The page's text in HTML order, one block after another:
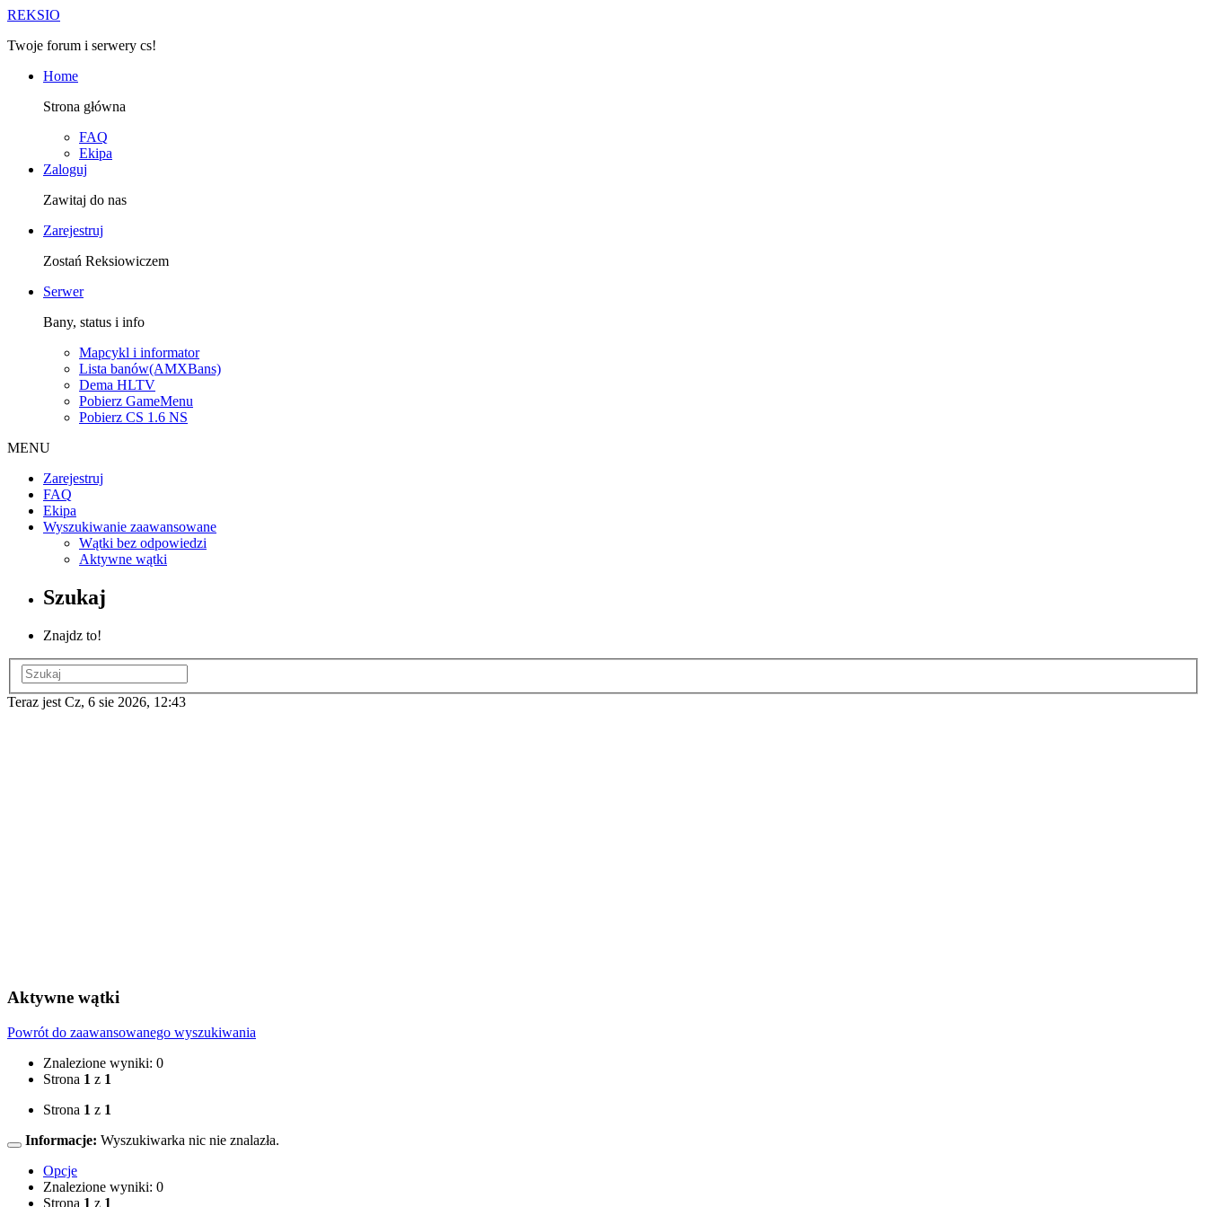
REKSIO
Twoje forum i serwery cs!
Home
Strona główna
FAQ
Ekipa
Zaloguj
Zawitaj do nas
Zarejestruj
Zostań Reksiowiczem
Serwer
Bany, status i info
Mapcykl i informator
Lista banów(AMXBans)
Dema HLTV
Pobierz GameMenu
Pobierz CS 1.6 NS
MENU
Zarejestruj
FAQ
Ekipa
Wyszukiwanie zaawansowane
Wątki bez odpowiedzi
Aktywne wątki
Szukaj
Znajdz to!
Teraz jest Cz, 6 sie 2026, 12:43
Aktywne wątki
Powrót do zaawansowanego wyszukiwania
Znalezione wyniki: 0
Strona 1 z 1
Strona 1 z 1
Informacje: Wyszukiwarka nic nie znalazła.
Opcje
Znalezione wyniki: 0
Strona 1 z 1